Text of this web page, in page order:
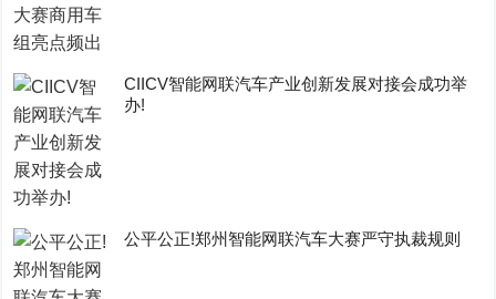
CIICV智能网联汽车产业创新发展对接会成功举
办!
公平公正!郑州智能网联汽车大赛严守执裁规则